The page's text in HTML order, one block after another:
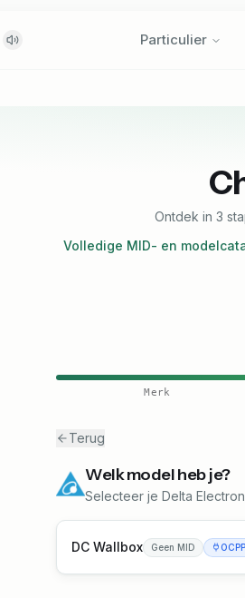
Particulier
Ontdek in 3
Volledige MID- en
Merk
Terug
Welk model heb je?
Selecteer je Delta
DC Wallbox Geen MID OCPP